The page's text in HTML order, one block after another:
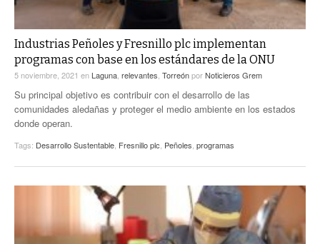
Industrias Peñoles y Fresnillo plc implementan
programas con base en los estándares de la ONU
5 noviembre, 2021 en Laguna, relevantes, TorreónporNoticieros Grem
Su principal objetivo es contribuir con el desarrollo de las
comunidades aledañas y proteger el medio ambiente en los estados
donde operan.
Tags: Desarrollo Sustentable, Fresnillo plc, Peñoles, programas